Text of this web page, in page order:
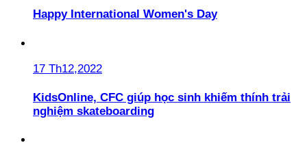
Happy International Women's Day
17 Th12,2022
KidsOnline, CFC giúp học sinh khiếm thính trải
nghiệm skateboarding